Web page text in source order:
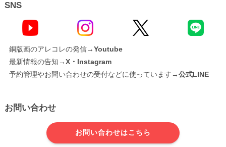
SNS
銅版画のアレコレの発信→Youtube
最新情報の告知→X・Instagram
予約管理やお問い合わせの受付などに使っています→公式LINE
お問い合わせ
お問い合わせはこちら